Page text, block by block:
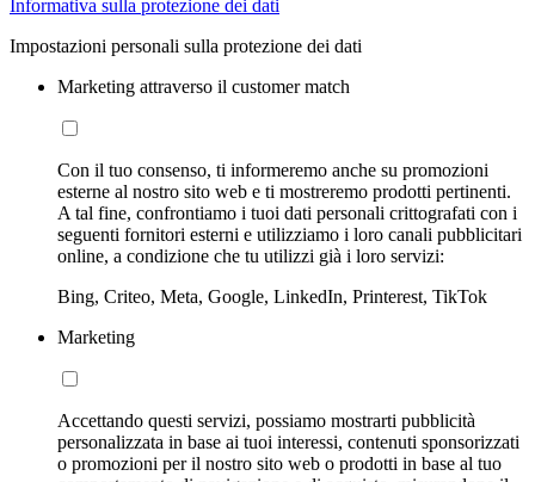
Informativa sulla protezione dei dati
Impostazioni personali sulla protezione dei dati
Marketing attraverso il customer match
Con il tuo consenso, ti informeremo anche su promozioni
esterne al nostro sito web e ti mostreremo prodotti pertinenti.
A tal fine, confrontiamo i tuoi dati personali crittografati con i
seguenti fornitori esterni e utilizziamo i loro canali pubblicitari
online, a condizione che tu utilizzi già i loro servizi:
Bing, Criteo, Meta, Google, LinkedIn, Printerest, TikTok
Marketing
Accettando questi servizi, possiamo mostrarti pubblicità
personalizzata in base ai tuoi interessi, contenuti sponsorizzati
o promozioni per il nostro sito web o prodotti in base al tuo